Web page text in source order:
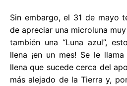
Sin embargo, el 31 de mayo
de apreciar una microluna
también una “Luna azul”,
llena ¡en un mes! Se le
llena que sucede cerca del
más alejado de la Tierra y,